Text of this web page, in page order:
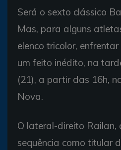
Será o sexto clássico
Mas, para alguns
elenco tricolor,
um feito inédito, na
(21), a partir das 16h,
Nova.
O lateral-direito Railan,
sequência como titular